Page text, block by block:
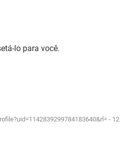
lo para você.
- 12